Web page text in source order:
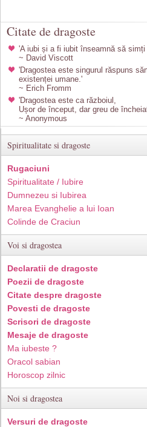
Citate de dragoste
'A iubi și a fi iubit înseamnă să
~ David Viscott
'Dragostea este singurul răspuns
existenței umane.'
~ Erich Fromm
'Dragostea este ca războiul,
Ușor de început, dar greu de
~ Anonymous
Spiritualitate si dragoste
Rugaciuni
Spiritualitate / Iubire
Dumnezeu si Iubirea
Marea Evanghelie a lui Ioan
Colinde de Craciun
Voi si dragostea
Declaratii de dragoste
Poezii de dragoste
Citate despre dragoste
Povesti de dragoste
Scrisori de dragoste
Mesaje de dragoste
Ma iubeste ?
Oracol sabian
Horoscop zilnic
Noi si dragostea
Versuri de dragoste